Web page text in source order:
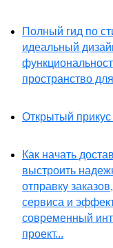
Полный гид по
идеальный
пространство
Открытый прикус
Как начать
выстроить
отправку
сервиса и
современный
проект...